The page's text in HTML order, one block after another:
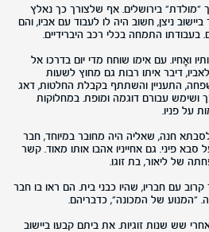
"מולדת" בירושלים. אף שלצורך כך נאלץ
ניצן, חשוב היה לו לעבוד עם אביו, והם
בעבודתו התמחה בכלי רכב היברידיים.
ואָחיו. עם אימו שוחח מדי יום בדרכו אל
דיבר איתו רבות גם מחוץ לשעות
התעניין והשתתף בקבלת החלטות, דאג
ושימש עבורם דוגמה ומופת. במחלוקות
על פניו.
חנה, שאליה היה מחובר במיוחד, חבר
פיני. גם אחייניו אהבו אותו מאוד. קשר
של ליאור, בת זוגו.
עם חבריו, שהיו כבני בית. הם ראו בו חבר
"המנוע של המכונה", כדבריהם.
לליאור אחרי שש שנות זוגיות. את ביתם קבעו ביישוב